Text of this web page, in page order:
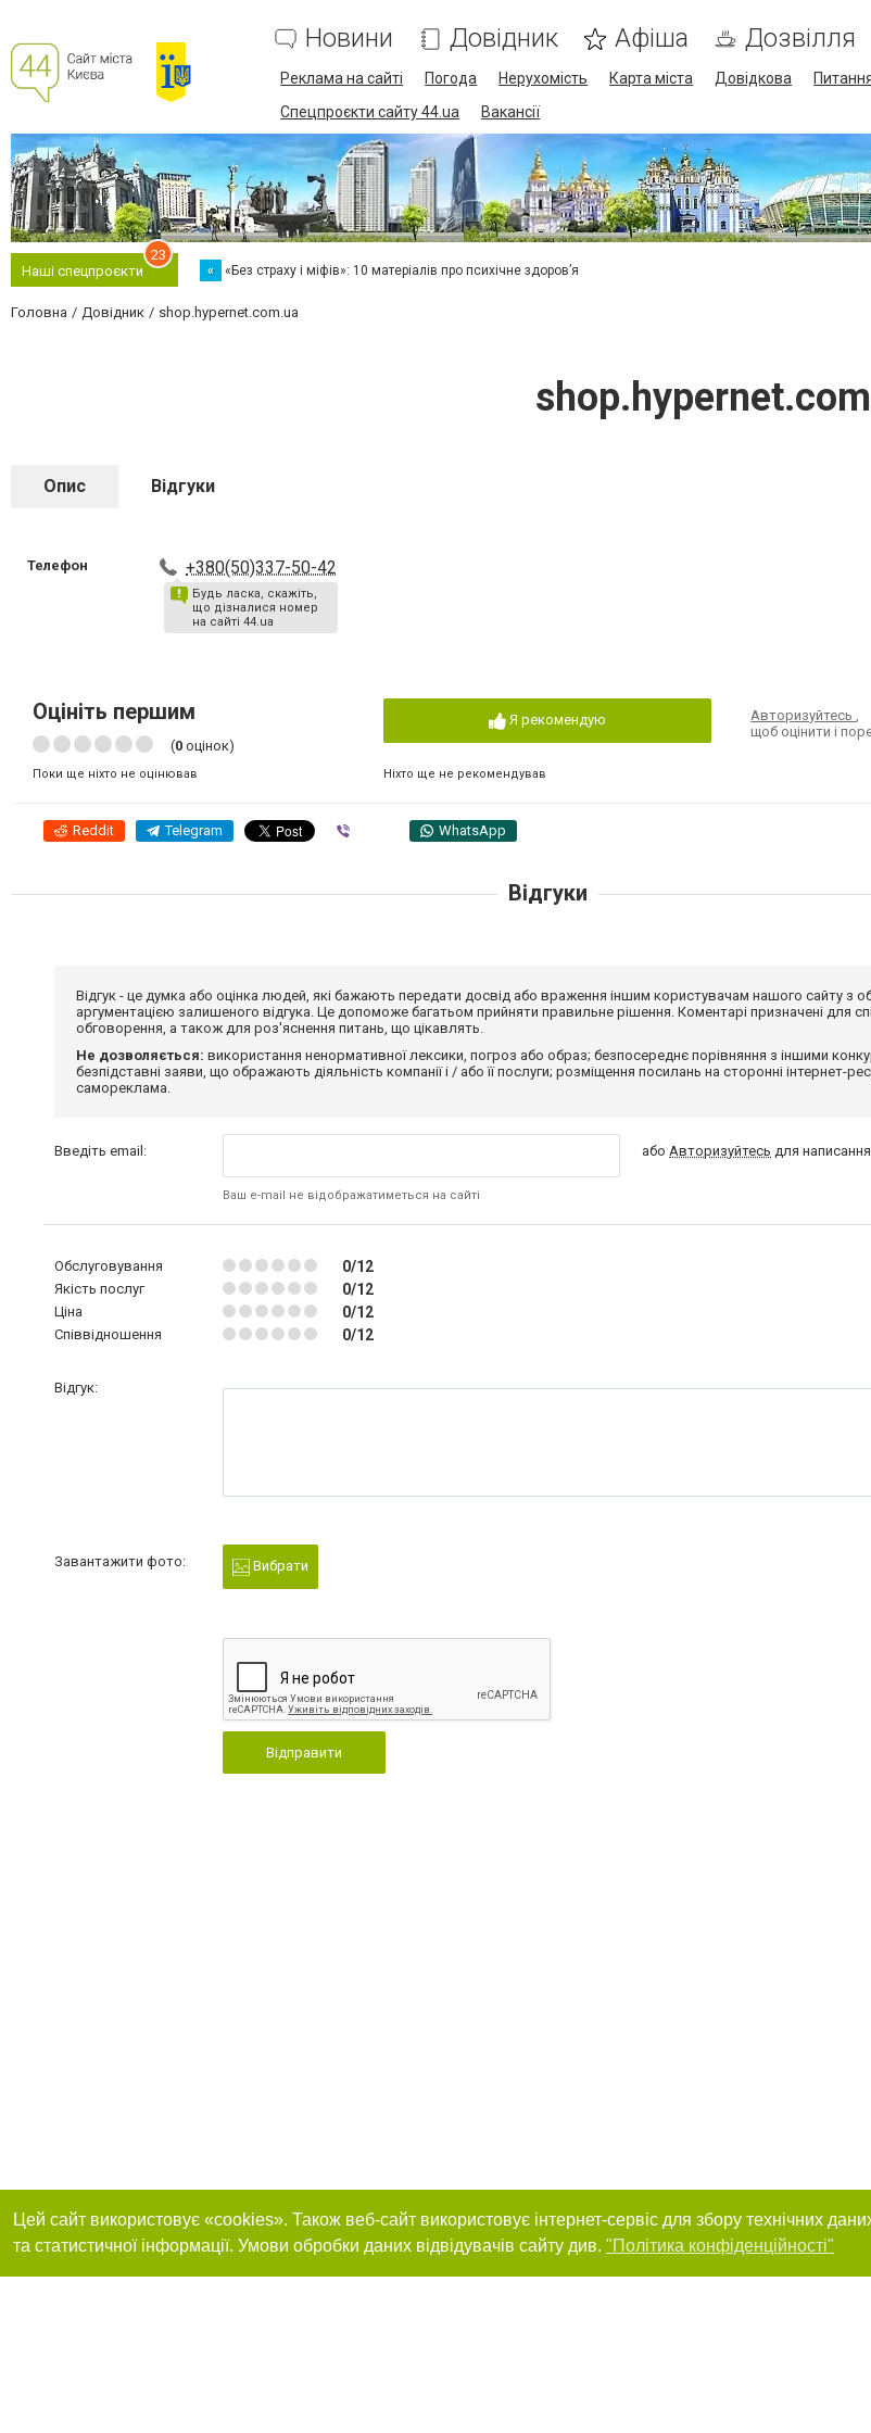
Новини Довідник Афіша Дозвілля
Реклама на сайті Погода Нерухомість Карта міста Довідкова
Спецпроєкти сайту 44.ua
Вакансії
Наші спецпроєкти
23
« «Без страху і міфів»: 10 матеріалів про психічне здоров’я
Головна Довідник shop.hypernet.com.ua
Опис Відгуки
Телефон +380(50)337-50-42
Будь ласка, скажіть,
що дізналися номер
на сайті 44.ua
Оцініть першим
(0 оцінок)
Поки ще ніхто не оцінював
Я рекомендую
Ніхто ще не рекомендував
Авторизуйтесь,
щоб оцінити і
Reddit Telegram WhatsApp
Відгуки
Відгук - це думка або оцінка людей, які бажають передати досвід або враження іншим користувачам нашого сайту з
аргументацією залишеного відгука. Це допоможе багатьом прийняти правильне рішення. Коментарі призначені для
обговорення, а також для роз'яснення питань, що цікавлять.
Не дозволяється: використання ненормативної лексики, погроз або образ; безпосереднє порівняння з іншими
безпідставні заяви, що ображають діяльність компанії і / або її послуги; розміщення посилань на сторонні інтернет-
самореклама.
Введіть email:
Ваш e-mail не відображатиметься на сайті
абоАвторизуйтесь для написання
Обслуговування 0/12
Якість послуг 0/12
Ціна 0/12
Співвідношення 0/12
Відгук:
Завантажити фото: Вибрати
Відправити
Цей сайт використовує «cookies». Також веб-сайт використовує інтернет-сервіс для збору технічних
та статистичної інформації. Умови обробки даних відвідувачів сайту див. "Політика конфіденційності"